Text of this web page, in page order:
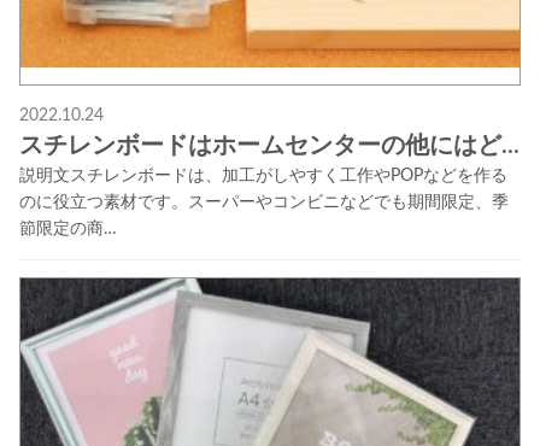
2022.10.24
スチレンボードはホームセンターの他にはど...
説明文スチレンボードは、加工がしやすく工作やPOPなどを作る
のに役立つ素材です。スーパーやコンビニなどでも期間限定、季
節限定の商…